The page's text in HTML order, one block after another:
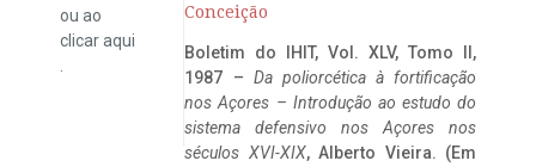
ou ao
clicaraqui
Conceição
Boletim do IHIT, Vol. XLV, Tomo II,
1987 – Da poliorcética à fortificação
nos Açores – Introdução ao estudo do
sistema defensivo nos Açores nos
séculos XVI-XIX, Alberto Vieira. (Em